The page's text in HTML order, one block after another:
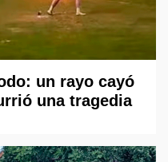
un rayo cayó
una tragedia